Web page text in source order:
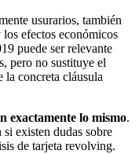
usurarios, también
efectos económicos
puede ser relevante
pero no sustituye el
la concreta cláusula
exactamente lo mismo.
existen dudas sobre
de tarjeta revolving.